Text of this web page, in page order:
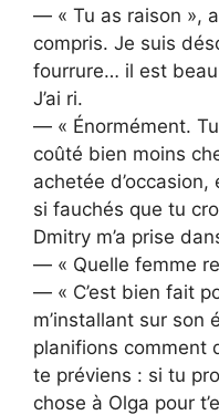
— « Tu as raison »,
compris. Je suis
fourrure… il est beau
J’ai ri.
— « Énormément.
coûté bien moins
achetée d’occasion,
si fauchés que tu
Dmitry m’a prise
— « Quelle femme
— « C’est bien fait
m’installant sur son
planifions comment
te préviens : si tu
chose à Olga pour